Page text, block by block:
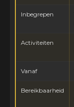
Inbegrepen
Activiteiten
Vanaf
Bereikbaarheid